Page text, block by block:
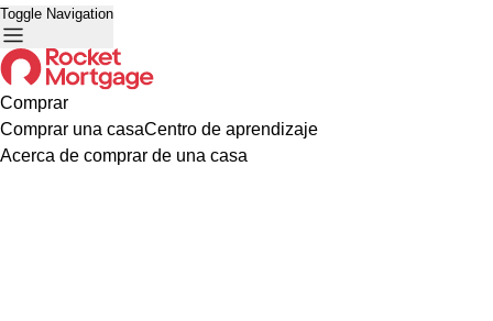
Toggle Navigation
Comprar
Comprar una casaCentro de aprendizaje
Acerca de comprar de una casa